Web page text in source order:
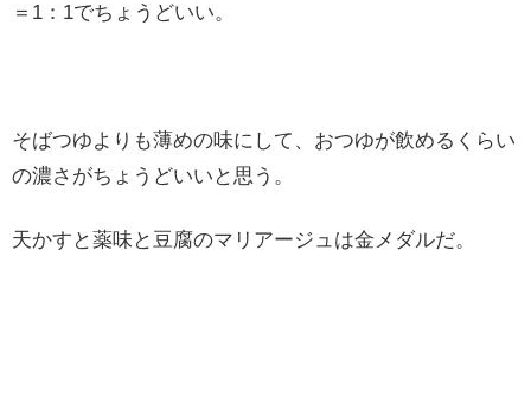
＝1：1でちょうどいい。
そばつゆよりも薄めの味にして、おつゆが飲めるくらい
の濃さがちょうどいいと思う。
天かすと薬味と豆腐のマリアージュは金メダルだ。